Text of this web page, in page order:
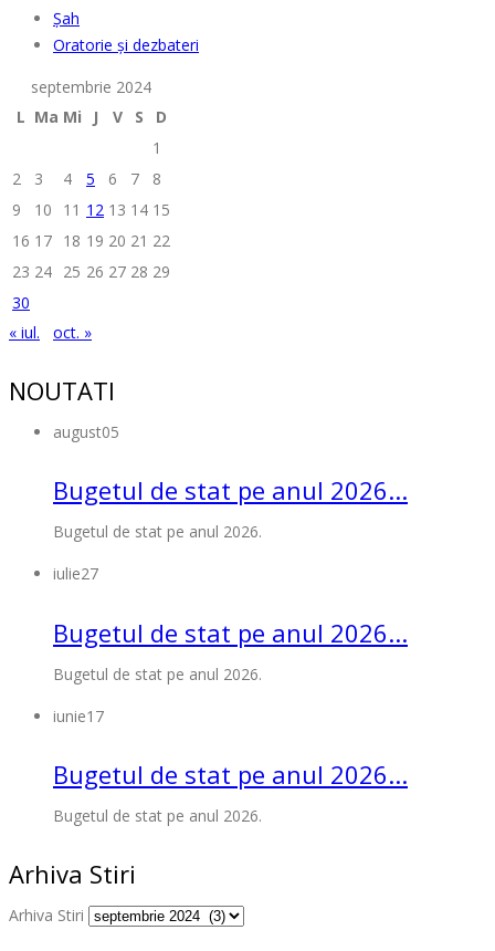
Șah
Oratorie și dezbateri
septembrie 2024
L Ma Mi J V S
D
1
2
3 4 5 6 7
8
9
10 11 12 13 14 15
16 17 18 19 20 21 22
23 24 25 26 27 28 29
30
« iul.
oct. »
NOUTATI
august05
Bugetul de stat pe anul 2026...
Bugetul de stat pe anul 2026.
iulie27
Bugetul de stat pe anul 2026...
Bugetul de stat pe anul 2026.
iunie17
Bugetul de stat pe anul 2026...
Bugetul de stat pe anul 2026.
Arhiva Stiri
Arhiva Stiri